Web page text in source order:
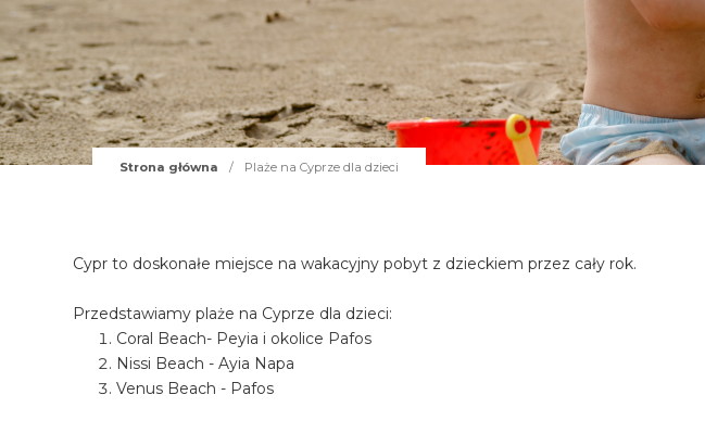
Strona główna / Plaże na Cyprze dla dzieci
Cypr to doskonałe miejsce na wakacyjny pobyt z dzieckiem przez cały rok.
Przedstawiamy plaże na Cyprze dla dzieci:
Coral Beach- Peyia i okolice Pafos
Nissi Beach - Ayia Napa
Venus Beach - Pafos